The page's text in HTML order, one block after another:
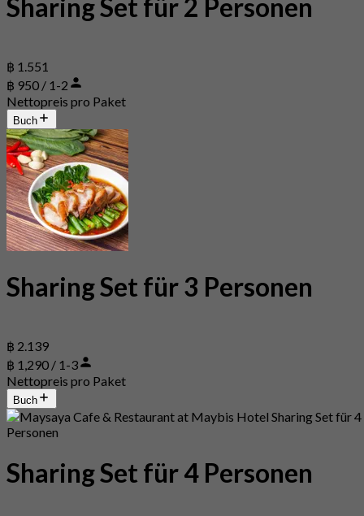
Sharing Set für 2 Personen
฿ 1.551
฿ 950 / 1-2
Nettopreis pro Paket
Buch
Sharing Set für 3 Personen
฿ 2.139
฿ 1,290 / 1-3
Nettopreis pro Paket
Buch
Sharing Set für 4 Personen